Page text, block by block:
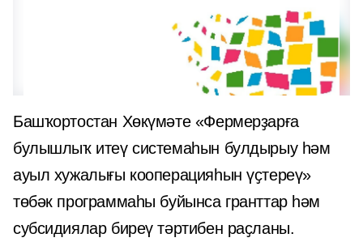
Башҡортостан Хөкүмәте «Фермерҙарға
булышлыҡ итеү системаһын булдырыу һәм
ауыл хужалығы кооперацияһын үҫтереү»
төбәк программаһы буйынса гранттар һәм
субсидиялар биреү тәртибен раҫланы.